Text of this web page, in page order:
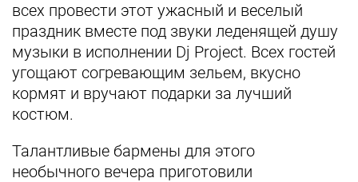
всех провести этот ужасный и веселый
праздник вместе под звуки леденящей душу
музыки в исполнении Dj Project. Всех гостей
угощают согревающим зельем, вкусно
кормят и вручают подарки за лучший
костюм.
Талантливые бармены для этого
необычного вечера приготовили